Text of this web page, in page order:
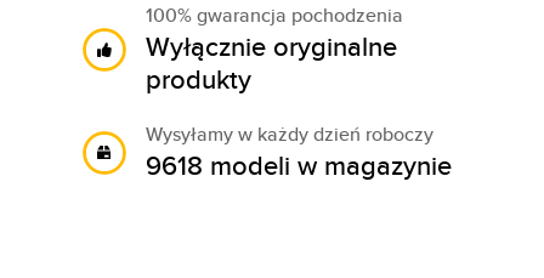
100% gwarancja pochodzenia
Wyłącznie oryginalne
produkty
Wysyłamy w każdy dzień roboczy
9618 modeli w magazynie